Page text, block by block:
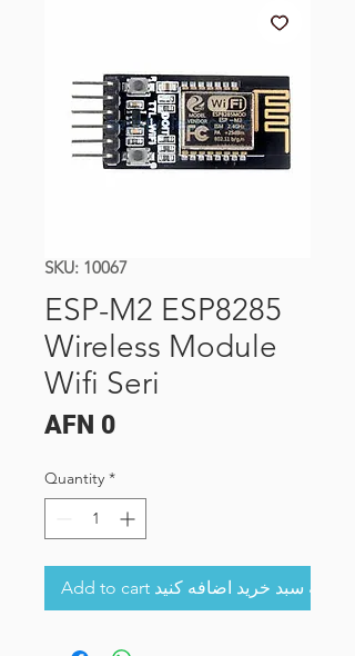
SKU: 10067
ESP-M2 ESP8285
Wireless Module
Wifi Seri
AFN 0Price
Quantity *
Add to cart به سبد خرید اضافه کنید